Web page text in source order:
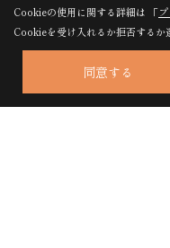
FAX：0745-77-8253
＜営業時間＞9:00～
＜定休日＞水曜日
Cookieの使用に関する詳細は 「
Cookieを受け入れるか拒否するか
同意する